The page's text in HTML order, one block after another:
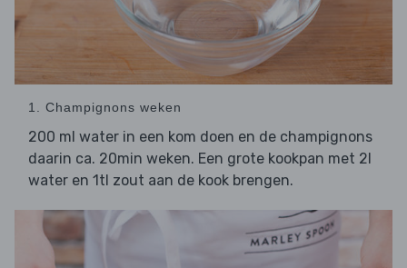
1. Champignons weken
200 ml water in een kom doen en de champignons
daarin ca. 20min weken. Een grote kookpan met 2l
water en 1tl zout aan de kook brengen.